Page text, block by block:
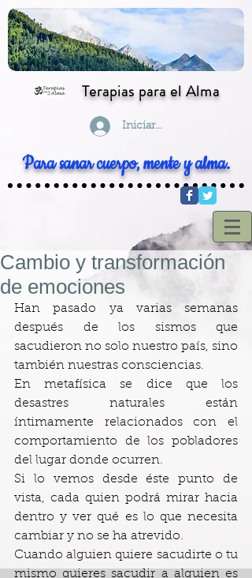
Terapias para el Alma
Iniciar sesión
Para sanar cuerpo, mente y alma.
Cambio y transformación
de emociones
Han pasado ya varias semanas
después de los sismos que
sacudieron no solo nuestro país, sino
también nuestras consciencias.
En metafísica se dice que los
desastres naturales están
íntimamente relacionados con el
comportamiento de los pobladores
del lugar donde ocurren.
Si lo vemos desde éste punto de
vista, cada quien podrá mirar hacia
dentro y ver qué es lo que necesita
cambiar y no se ha atrevido.
Cuando alguien quiere sacudirte o tu
mismo quieres sacudir a alguien es